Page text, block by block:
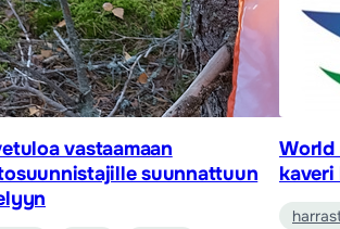
vastaamaan
suunnattuun
World
kaveri